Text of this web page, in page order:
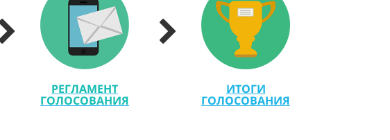
РЕГЛАМЕНТ
ГОЛОСОВАНИЯ
ИТОГИ
ГОЛОСОВАНИЯ